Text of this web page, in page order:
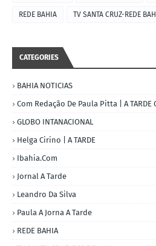
REDE BAHIA TV SANTA CRUZ-REDE
CATEGORIES
BAHIA NOTICIAS
Com Redação De Paula Pitta | A TARDE
GLOBO INTANACIONAL
Helga Cirino | A TARDE
Ibahia.com
Jornal A Tarde
Leandro Da Silva
Paula A Jorna A Tarde
REDE BAHIA